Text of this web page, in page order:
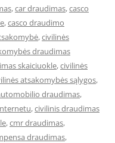
,car draudimas,casco
,casco draudimo
,civilinės
draudimas
skaiciuokle,civilinės
atsakomybės sąlygos,
draudimas,
,civilinis draudimas
,cmr draudimas,
draudimas,